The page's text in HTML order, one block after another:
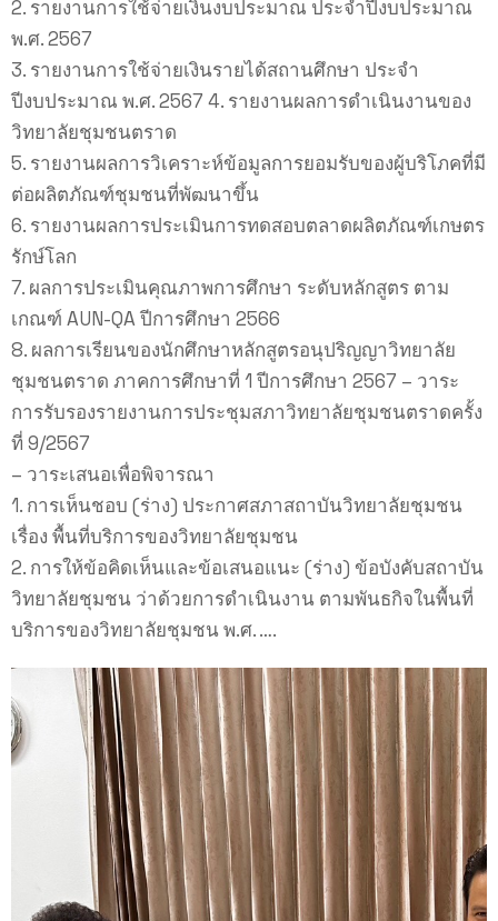
2. รายงานการใช้จ่ายเงินงบประมาณ ประจำปีงบประมาณ
พ.ศ. 2567
3. รายงานการใช้จ่ายเงินรายได้สถานศึกษา ประจำ
ปีงบประมาณ พ.ศ. 2567 4. รายงานผลการดำเนินงานของ
วิทยาลัยชุมชนตราด
5. รายงานผลการวิเคราะห์ข้อมูลการยอมรับของผู้บริโภคที่มี
ต่อผลิตภัณฑ์ชุมชนที่พัฒนาขึ้น
6. รายงานผลการประเมินการทดสอบตลาดผลิตภัณฑ์เกษตร
รักษ์โลก
7. ผลการประเมินคุณภาพการศึกษา ระดับหลักสูตร ตาม
เกณฑ์ AUN-QA ปีการศึกษา 2566
8. ผลการเรียนของนักศึกษาหลักสูตรอนุปริญญาวิทยาลัย
ชุมชนตราด ภาคการศึกษาที่ 1 ปีการศึกษา 2567 – วาระ
การรับรองรายงานการประชุมสภาวิทยาลัยชุมชนตราดครั้ง
ที่ 9/2567
– วาระเสนอเพื่อพิจารณา
1. การเห็นชอบ (ร่าง) ประกาศสภาสถาบันวิทยาลัยชุมชน
เรื่อง พื้นที่บริการของวิทยาลัยชุมชน
2. การให้ข้อคิดเห็นและข้อเสนอแนะ (ร่าง) ข้อบังคับสถาบัน
วิทยาลัยชุมชน ว่าด้วยการดำเนินงาน ตามพันธกิจในพื้นที่
บริการของวิทยาลัยชุมชน พ.ศ. ….